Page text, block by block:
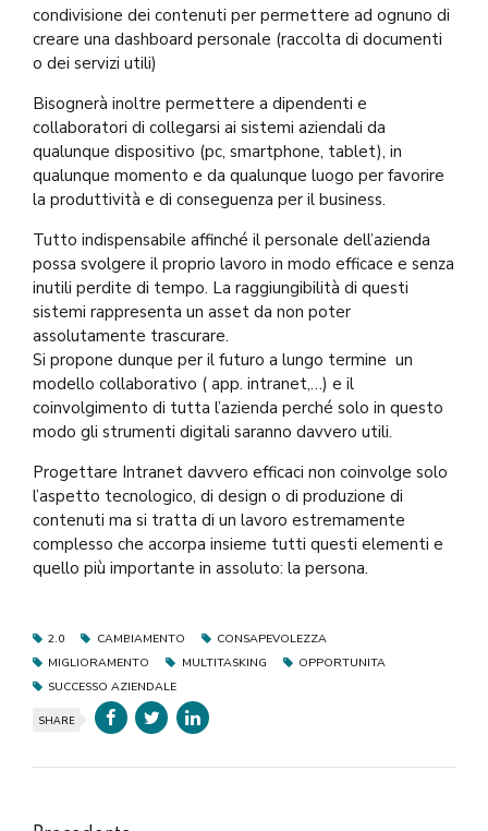
condivisione dei contenuti per permettere ad ognuno di
creare una dashboard personale (raccolta di documenti
o dei servizi utili)
Bisognerà inoltre permettere a dipendenti e
collaboratori di collegarsi ai sistemi aziendali da
qualunque dispositivo (pc, smartphone, tablet), in
qualunque momento e da qualunque luogo per favorire
la produttività e di conseguenza per il business.
Tutto indispensabile affinché il personale dell’azienda
possa svolgere il proprio lavoro in modo efficace e senza
inutili perdite di tempo. La raggiungibilità di questi
sistemi rappresenta un asset da non poter
assolutamente trascurare.
Si propone dunque per il futuro a lungo termine un
modello collaborativo ( app. intranet,…) e il
coinvolgimento di tutta l’azienda perché solo in questo
modo gli strumenti digitali saranno davvero utili.
Progettare Intranet davvero efficaci non coinvolge solo
l’aspetto tecnologico, di design o di produzione di
contenuti ma si tratta di un lavoro estremamente
complesso che accorpa insieme tutti questi elementi e
quello più importante in assoluto: la persona.
2.0 CAMBIAMENTO
CONSAPEVOLEZZA
MIGLIORAMENTO
MULTITASKING
OPPORTUNITA
SUCCESSO AZIENDALE
SHARE